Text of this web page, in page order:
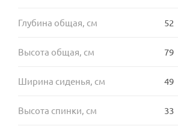
Глубина общая, см 52
Высота общая, см 79
Ширина сиденья, см 49
Высота спинки, см 33